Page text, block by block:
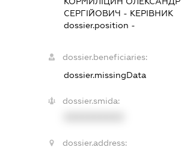
СЕРГІЙОВИЧ - КЕРІВНИК
dossier.position -
dossier.beneficiaries:
dossier.missingData
dossier.smida:
dossier.address: